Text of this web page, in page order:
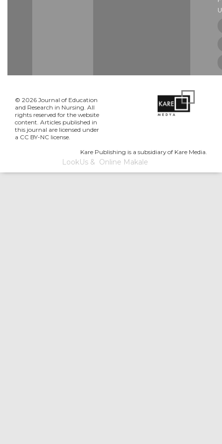
© 2026 Journal of Education
and Research in Nursing. All
rights reserved for the website
content. Articles published in
this journal are licensed under
a CC BY-NC license.
Kare Publishing is a subsidiary of Kare Media.
LookUs& Online Makale